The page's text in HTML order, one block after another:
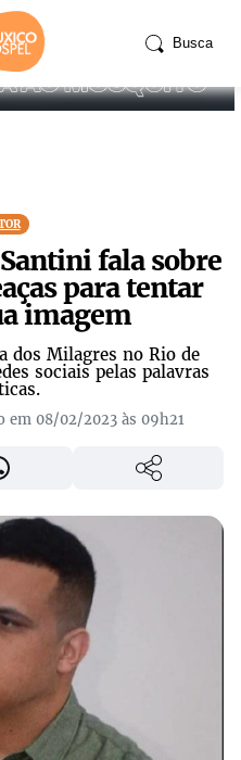
Busca
fala sobre
para tentar
imagem
dos Milagres no Rio de
sociais pelas palavras
em 08/02/2023 às 09h21